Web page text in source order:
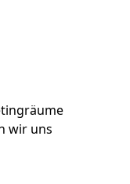
wir uns